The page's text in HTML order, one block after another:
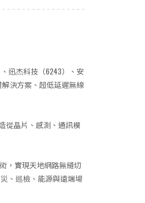
迅杰科技（6243）、安
決方案、超低延遲無線
從晶片、感測、通訊模
術，實現天地網路無縫切
災、巡檢、能源與遠端場